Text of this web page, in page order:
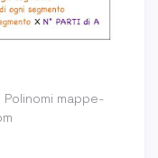
Polinomi mappe-